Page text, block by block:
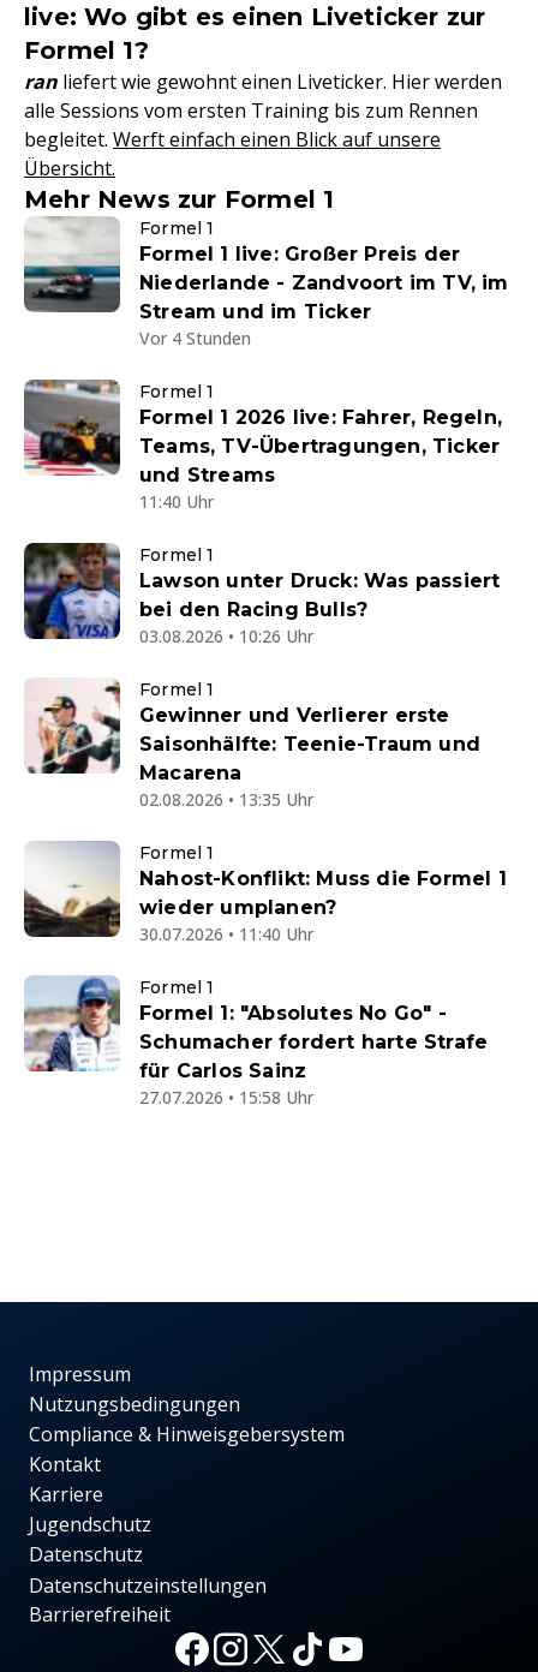
live: Wo gibt es einen Liveticker zur
Formel 1?
ran liefert wie gewohnt einen Liveticker. Hier werden
alle Sessions vom ersten Training bis zum Rennen
begleitet. Werft einfach einen Blick auf unsere
Übersicht.
Mehr News zur Formel 1
Formel 1
Formel 1 live: Großer Preis der
Niederlande - Zandvoort im TV, im
Stream und im Ticker
Vor 4 Stunden
Formel 1
Formel 1 2026 live: Fahrer, Regeln,
Teams, TV-Übertragungen, Ticker
und Streams
11:40 Uhr
Formel 1
Lawson unter Druck: Was passiert
bei den Racing Bulls?
03.08.2026 • 10:26 Uhr
Formel 1
Gewinner und Verlierer erste
Saisonhälfte: Teenie-Traum und
Macarena
02.08.2026 • 13:35 Uhr
Formel 1
Nahost-Konflikt: Muss die Formel 1
wieder umplanen?
30.07.2026 • 11:40 Uhr
Formel 1
Formel 1: "Absolutes No Go" -
Schumacher fordert harte Strafe
für Carlos Sainz
27.07.2026 • 15:58 Uhr
Impressum
Nutzungsbedingungen
Compliance & Hinweisgebersystem
Kontakt
Karriere
Jugendschutz
Datenschutz
Datenschutzeinstellungen
Barrierefreiheit